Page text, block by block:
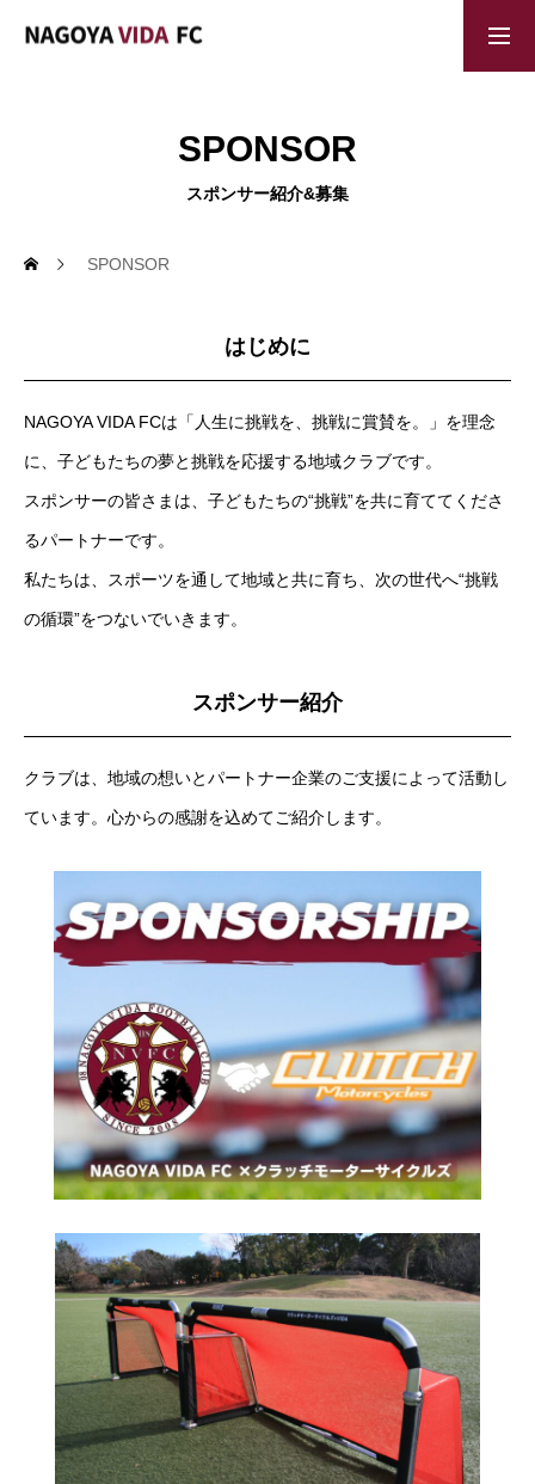
チームイベント
TEAM TRAINING
C-BOX SCHOOL
C-BOXスクール
OB CHALLENGE
INFORMATION
入会について
STAFF
コーチ紹介&メッセージ
TEAM ITEM
ウェア・グッズの販売
SPONSOR
スポンサー紹介＆募集
PRIVACY POLICY
プライバシーポリシー
CONTACT
お問い合わせフォーム
SPONSOR
スポンサー紹介&募集
SPONSOR
はじめに
NAGOYA VIDA FCは「人生に挑戦を、挑戦に賞賛を。」を理念
に、子どもたちの夢と挑戦を応援する地域クラブです。
スポンサーの皆さまは、子どもたちの“挑戦”を共に育ててくださ
るパートナーです。
私たちは、スポーツを通して地域と共に育ち、次の世代へ“挑戦
の循環”をつないでいきます。
スポンサー紹介
クラブは、地域の想いとパートナー企業のご支援によって活動し
ています。心からの感謝を込めてご紹介します。